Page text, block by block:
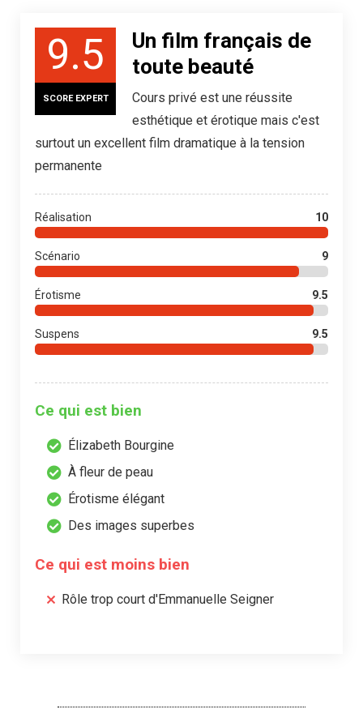
9.5
SCORE EXPERT
Un film français de
toute beauté
Cours privé est une réussite
esthétique et érotique mais c'est
surtout un excellent film dramatique à la tension
permanente
Réalisation 10
Scénario 9
Érotisme 9.5
Suspens 9.5
Ce qui est bien
Élizabeth Bourgine
À fleur de peau
Érotisme élégant
Des images superbes
Ce qui est moins bien
Rôle trop court d'Emmanuelle Seigner